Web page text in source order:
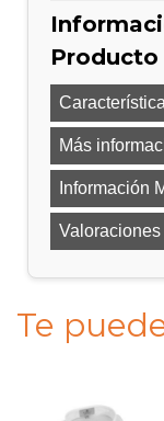
Producto
Más
Información
Valoraciones
Te